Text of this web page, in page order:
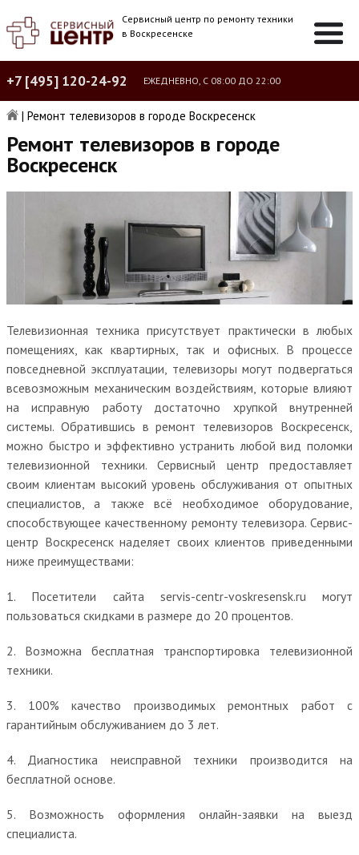
Сервисный центр по ремонту техники
в Воскресенске
+7 [495] 120-24-92 ЕЖЕДНЕВНО, С 08:00 ДО 22:00
| Ремонт телевизоров в городе Воскресенск
Ремонт телевизоров в городе
Воскресенск
Телевизионная техника присутствует практически в любых
помещениях, как квартирных, так и офисных. В процессе
повседневной эксплуатации, телевизоры могут подвергаться
всевозможным механическим воздействиям, которые влияют
на исправную работу достаточно хрупкой внутренней
системы. Обратившись в ремонт телевизоров Воскресенск,
можно быстро и эффективно устранить любой вид поломки
телевизионной техники. Сервисный центр предоставляет
своим клиентам высокий уровень обслуживания от опытных
специалистов, а также всё необходимое оборудование,
способствующее качественному ремонту телевизора. Сервис-
центр Воскресенск наделяет своих клиентов приведенными
ниже преимуществами:
1. Посетители сайта servis-centr-voskresensk.ru могут
пользоваться скидками в размере до 20 процентов.
2. Возможна бесплатная транспортировка телевизионной
техники.
3. 100% качество производимых ремонтных работ с
гарантийным обслуживанием до 3 лет.
4. Диагностика неисправной техники производится на
бесплатной основе.
5. Возможность оформления онлайн-заявки на выезд
специалиста.